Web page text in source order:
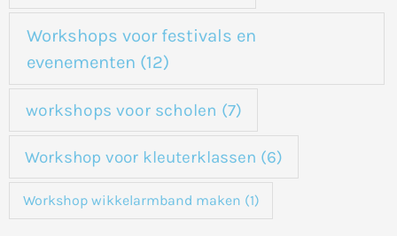
Workshops voor festivals en
evenementen (12)
workshops voor scholen (7)
Workshop voor kleuterklassen (6)
Workshop wikkelarmband maken (1)